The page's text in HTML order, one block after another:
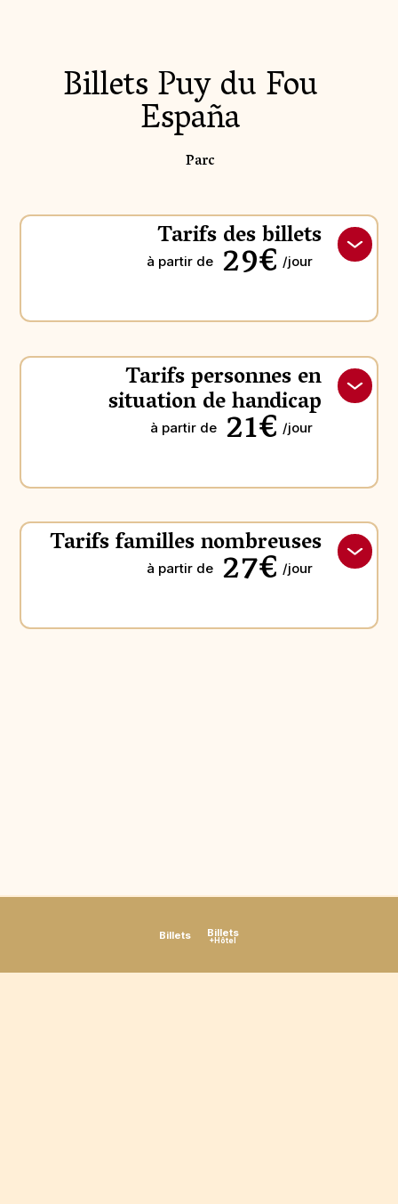
Billets Billets
+Hôtel
Billets Puy du Fou
España
Parc
Tarifs des billets
à partir de 29€ /jour
Tarifs personnes en
situation de handicap
à partir de 21€ /jour
Tarifs familles nombreuses
à partir de 27€ /jour